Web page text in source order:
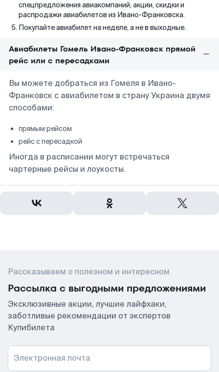
спецпредложения авиакомпаний, акции, скидки и
распродажи авиабилетов из Ивано-Франковска.
Покупайте авиабилет на неделе, а не в выходные.
Авиабилеты Гомель Ивано-Франковск прямой
рейс или с пересадками
Вы можете добраться из Гомеля в Ивано-
Франковск с авиабилетом в страну Украина двумя
способами:
прямым рейсом
рейс с пересадкой
Иногда в расписании могут встречаться
чартерные рейсы и лоукосты.
Рассказываем о полезном и интересном
Рассылка с выгодными предложениями
Эксклюзивные акции, лучшие лайфхаки,
заботливые рекомендации от экспертов
Купибилета
Электронная почта